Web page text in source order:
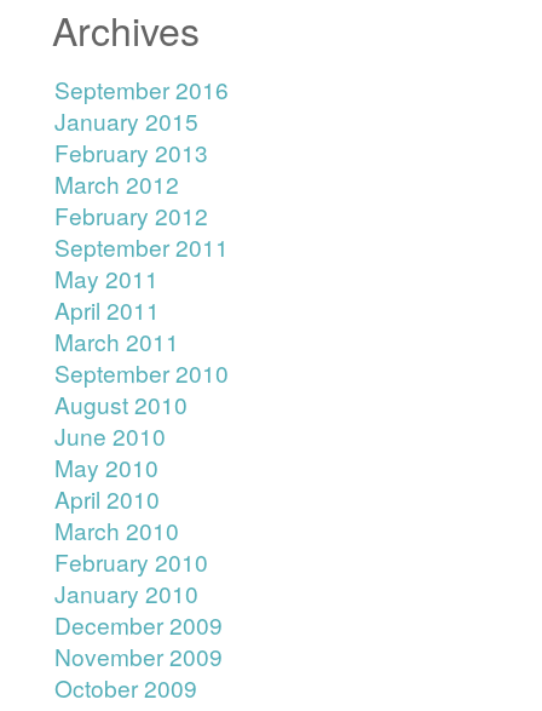
Archives
September 2016
January 2015
February 2013
March 2012
February 2012
September 2011
May 2011
April 2011
March 2011
September 2010
August 2010
June 2010
May 2010
April 2010
March 2010
February 2010
January 2010
December 2009
November 2009
October 2009